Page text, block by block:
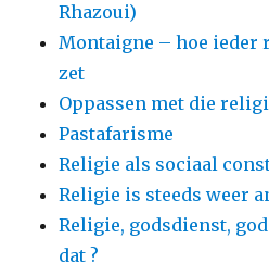
Rhazoui)
Montaigne – hoe ieder
zet
Oppassen met die
Pastafarisme
Religie als sociaal
Religie is steeds weer
Religie, godsdienst,
dat ?